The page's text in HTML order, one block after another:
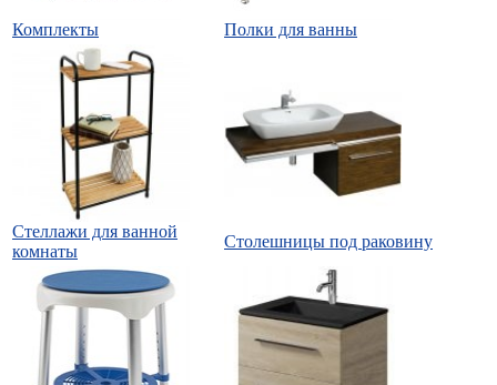
Комплекты Полки для ванны
Стеллажи для ванной
комнаты
Столешницы под раковину